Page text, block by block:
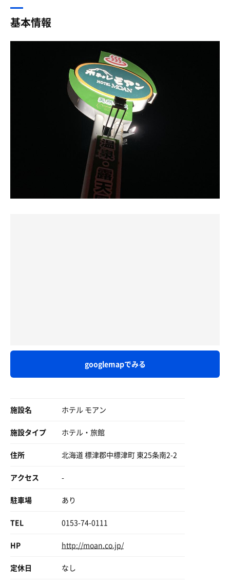
熱がどんどん伝わってくるではないか…
みるみる汗💦が吹き出す。
思った。このサイズ感がいいのだと。
確かにこじんまりとした狭めのサウナはストロング感が多
かなりの好み😆
まずは1セット目8分で退出。
水風呂へ。18度超か？あまり冷たくは無いが足を伸ばして
入れる広さが良き。
もう少し冷たかったら最高かな…
休憩は露天風呂の椅子が満席の為、サ室入り口前のベンチ
2セット目ちょうど18時を回り相撲も終わり比較的空いて
来たので最上段へ。熱っ！ジリジリ来る
ちなみに皆さん相撲の中継に夢中で盛り上がっておられ
たの私！！）がエース級の位置付け。
ただしかし、正直いって弱い。
なのでサウナ目当てで訪れる方は少ないと思いますが、前
述の通りサ飯は充実していますどうぞお試しあれ🤗
根室から中標津へ移動して今日のお宿のモアンへ。
湯宿だいいちの系列らしいですがお値段はリーズナブル。
それでいてここは泉質が良くてお気に入りの施設。
コインランドリーに洗濯物ぶち込んでお風呂サウナへ。
日帰り利用客さんがけっこう来ています。
さて、ここまでさらっと札幌〜根室〜中標津の移動を記し
ましたが、土地勘のない人は「大阪から名古屋に行ってそ
本日の移動を分かりやすく画像で載せておきます。
北海道来るとこういう移動が珍しくなくなるから怖いわ🤭
細かい心配りが素晴らしいタイエーさん。
洗い場は仕切りがあるので隣人に水飛沫とばさなくてよい
シャンプーなどのアメニティはちょっと良い温泉とかに置
いてある灰色のボトルのヤツ(名前忘れた)
物置場の奥行きないけど置場があるだけありがたい。
サ室前にサウナマットとキャプテンスタッグのプラスチッ
クうちわが置いてある。おおおっと!私も同じの持って
る。使用用途も同じでサウナーなら考えること同じなんだ
土曜日15:30サ室イン
中標津グランドホテルのサウナが閉鎖中なので常連さんが
流れ込んでおります。サウナ内常時4人ってとこですね。
マダム達の社交場です。
基本情報
googlemapでみる
施設名 ホテル モアン
施設タイプ ホテル・旅館
住所 北海道 標津郡中標津町 東25条南2-2
アクセス -
駐車場 あり
TEL 0153-74-0111
HP http://moan.co.jp/
定休日 なし